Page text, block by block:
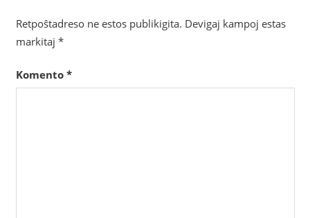
Retpoŝtadreso ne estos publikigita. Devigaj kampoj estas
markitaj *
Komento *